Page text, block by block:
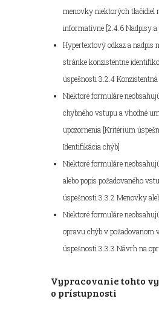
menovky niektorých tlačidiel
informatívne [2.4.6 Nadpisy a
Hypertextový odkaz a nadpis
stránke konzistentne
úspešnosti 3.2.4
Niektoré formuláre
chybného vstupu a vhodné
upozornenia [Kritérium
Identifikácia chýb]
Niektoré formuláre
alebo popis požadovaného
úspešnosti 3.3.2 Menovky
Niektoré formuláre
opravu chýb v požadovanom
úspešnosti 3.3.3 Návrh na
Vypracovanie tohto
o prístupnosti